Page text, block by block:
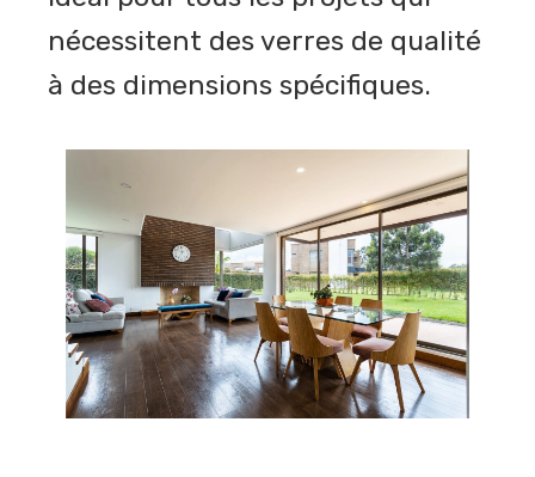
nécessitent des verres de qualité
à des dimensions spécifiques.